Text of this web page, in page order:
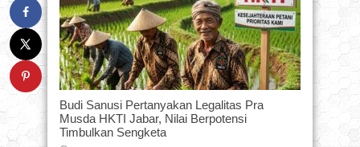
Budi Sanusi Pertanyakan Legalitas Pra
Musda HKTI Jabar, Nilai Berpotensi
Timbulkan Sengketa